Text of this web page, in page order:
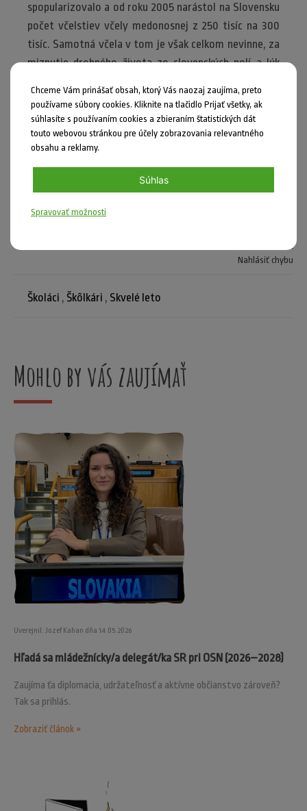
spopularizovalo a od roku 2005 narástol na Slovensku
počet včelstiev včely medonosnej z 250 tisíc na 300
tisíc. Samotná včela v tom je však celkom nevinne, za
miznutie drobného života zo slovenských polí a lúk
Autor: Júlia Michaláková
foto:cz.depositphotos.com
Zdieľať
Nahlásiť chybu
Školáci , Škôlkári , Skvelé leto
Mohlo by vás zaujímať
Uverejnil: Jozef Kahan dňa 14.05.2026
Hľadá sa mládežnícky/a delegát/ka SR pri OSN (2026–2028)
Zaujíma ťa diplomacia, udržateľnosť a aktívne občianstvo zároveň?
Tak sa prihlás.
Zobraziť článok »
Chceme Vám prinášať obsah, ktorý Vás naozaj zaujíma, preto
používame súbory cookies. Kliknite na tlačidlo Prijať všetky, ak
súhlasíte s používaním cookies a zbieraním štatistických dát
touto webovou stránkou pre účely zobrazovania relevantného
obsahu a reklamy.
Súhlas
Spravovať možnosti